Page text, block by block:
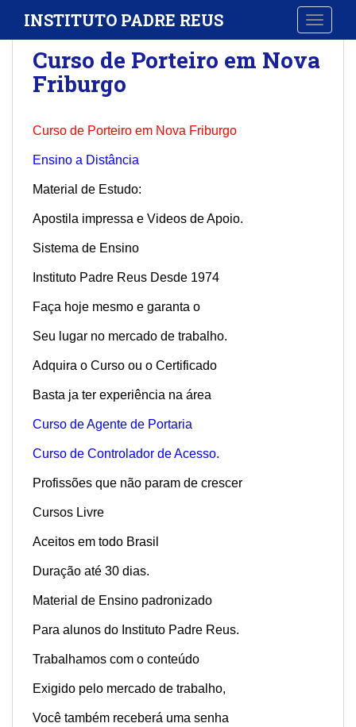
i
INSTITUTO PADRE REUS
Curso de Porteiro em Nova
Friburgo
Curso de Porteiro em Nova Friburgo
Ensino a Distância
Material de Estudo:
Apostila impressa e Videos de Apoio.
Sistema de Ensino
Instituto Padre Reus Desde 1974
Faça hoje mesmo e garanta o
Seu lugar no mercado de trabalho.
Adquira o Curso ou o Certificado
Basta ja ter experiência na área
Curso de Agente de Portaria
Curso de Controlador de Acesso.
Profissões que não param de crescer
Cursos Livre
Aceitos em todo Brasil
Duração até 30 dias.
Material de Ensino padronizado
Para alunos do Instituto Padre Reus.
Trabalhamos com o conteúdo
Exigido pelo mercado de trabalho,
Você também receberá uma senha